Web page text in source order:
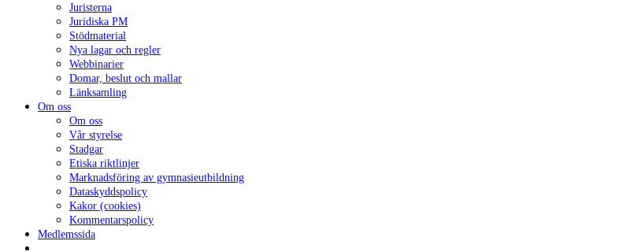
Juristerna
Juridiska PM
Stödmaterial
Nya lagar och regler
Webbinarier
Domar, beslut och mallar
Länksamling
Om oss
Om oss
Vår styrelse
Stadgar
Etiska riktlinjer
Marknadsföring av gymnasieutbildning
Dataskyddspolicy
Kakor (cookies)
Kommentarspolicy
Medlemssida